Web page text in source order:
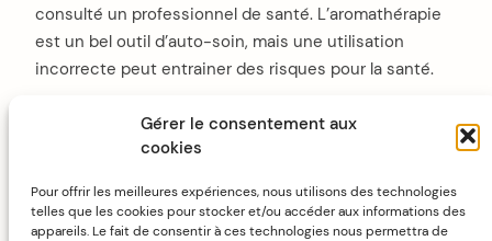
Gérer le consentement aux
cookies
Pour offrir les meilleures expériences, nous utilisons des technologies
telles que les cookies pour stocker et/ou accéder aux informations des
appareils. Le fait de consentir à ces technologies nous permettra de
consulté un professionnel de santé. L’aromathérapie
est un bel outil d’auto-soin, mais une utilisation
incorrecte peut entrainer des risques pour la santé.
Comment Choisir les Meilleures
Huiles pour Vos Besoins
Spécifiques